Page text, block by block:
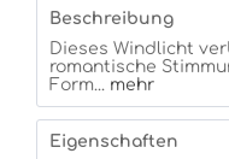
Beschreibung
Dieses Windlicht
romantische
Form... mehr
Eigenschaften